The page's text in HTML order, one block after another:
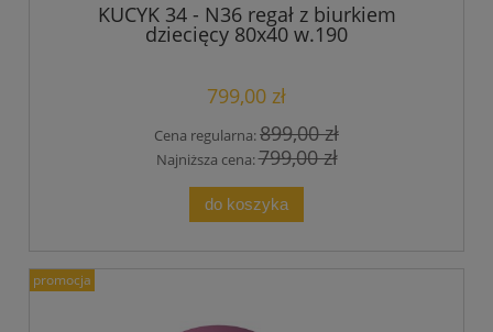
KUCYK 34 - N36 regał z biurkiem
dziecięcy 80x40 w.190
799,00 zł
Cena regularna:899,00 zł
Najniższa cena:799,00 zł
do koszyka
promocja